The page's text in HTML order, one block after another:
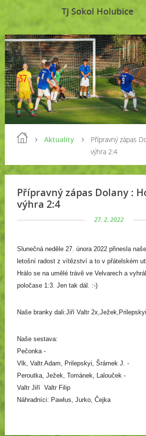
TJ Sokol Holubice
Aktuality
Přípravný zápas
výhra 2:4
Přípravný zápas Dolany :
výhra 2:4
27. 2. 2022
Slunečná neděle 27. února 2022 přinesla
letošní radost z vítězství a to v přátelském
Hrálo se na umělé trávě ve Velvarech a
poločase 1:3. Jen tak dál. :-)
Naše branky dali:Jiří Valtr 2x,Ježek,Prilepskyi
Naše sestava:
Pečonka -
Vlk, Valtr.Adam, Prilepskyi, Šrámek J. -
Peroutka, Ježek, Tománek, Lalouček -
Valtr Jiří Valtr Filip
Náhradníci: Pawlus, Jurko, Čejka